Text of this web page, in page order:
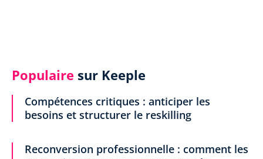
Populaire sur Keeple
Compétences critiques : anticiper les
besoins et structurer le reskilling
Reconversion professionnelle : comment les